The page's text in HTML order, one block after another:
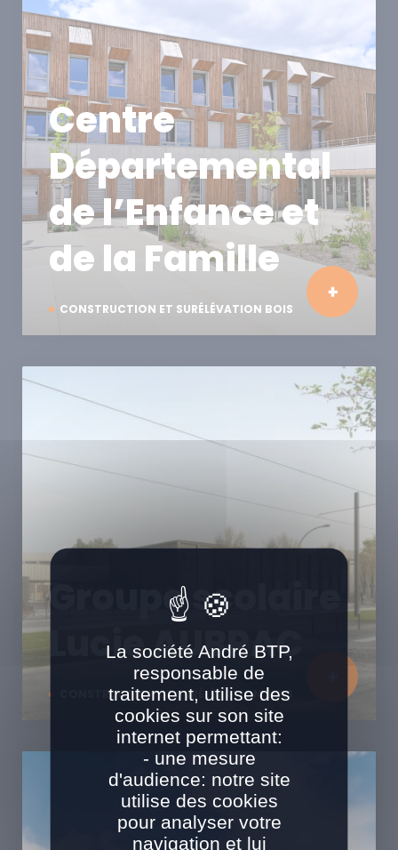
CONSTRUCTION ET SURÉLÉVATION BOIS
Centre
Départemental
de l’Enfance et
de la Famille
CONSTRUCTION ET SURÉLÉVATION BOIS
Groupe scolaire
Lucie AUBRAC
La société André BTP,
responsable de
traitement, utilise des
cookies sur son site
internet permettant:
- une mesure
d'audience: notre site
utilise des cookies
pour analyser votre
navigation et lui